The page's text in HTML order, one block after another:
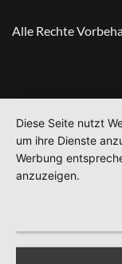
Alle Rechte
Diese Seite nutzt
um ihre Dienste
Werbung
anzuzeigen.